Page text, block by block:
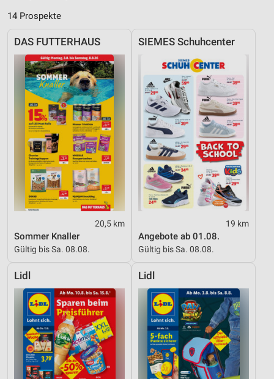
14 Prospekte
DAS FUTTERHAUS
20,5 km
Sommer Knaller
Gültig bis Sa. 08.08.
SIEMES Schuhcenter
19 km
Angebote ab 01.08.
Gültig bis Sa. 08.08.
Lidl Lidl